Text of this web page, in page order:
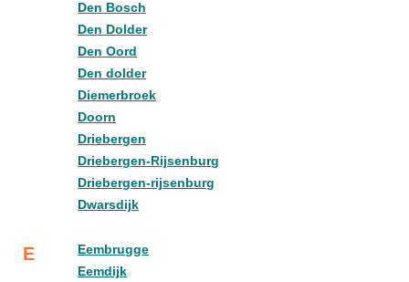
Den Bosch
Den Dolder
Den Oord
Den dolder
Diemerbroek
Doorn
Driebergen
Driebergen-Rijsenburg
Driebergen-rijsenburg
Dwarsdijk
E
Eembrugge
Eemdijk